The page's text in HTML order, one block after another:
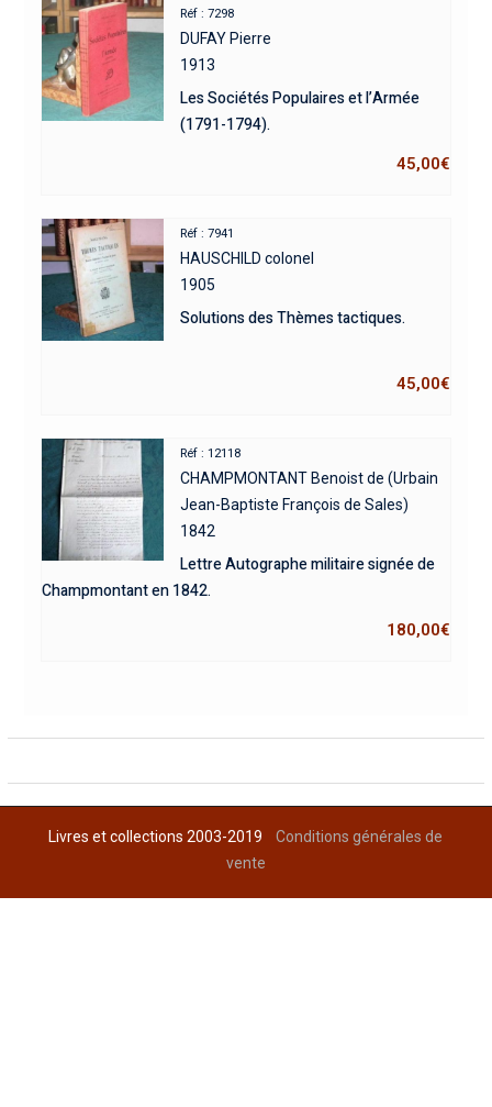
Réf : 7298
DUFAY Pierre
1913
Les Sociétés Populaires et l’Armée
(1791-1794).
45,00€
Réf : 7941
HAUSCHILD colonel
1905
Solutions des Thèmes tactiques.
45,00€
Réf : 12118
CHAMPMONTANT Benoist de (Urbain
Jean-Baptiste François de Sales)
1842
Lettre Autographe militaire signée de
Champmontant en 1842.
180,00€
Livres et collections 2003-2019Conditions générales de
vente